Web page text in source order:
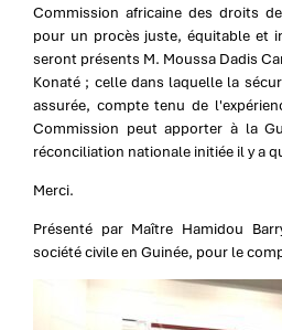
Commission africaine des droits
pour un procès juste, équitable et
seront présents M. Moussa Dadis
Konaté ; celle dans laquelle la
assurée, compte tenu de
Commission peut apporter à la
réconciliation nationale initiée il y a
Merci.
Présenté par Maître Hamidou
société civile en Guinée, pour le